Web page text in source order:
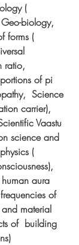
(
biology,
forms (
ratio,
of pi
Science
carrier),
Vaastu
science and
(
aura
of
material
of  building